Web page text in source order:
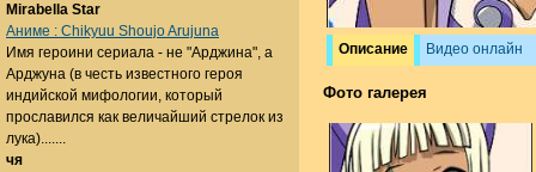
Описание Видео онлайн
Фото галерея
Mirabella Star
Аниме : Chikyuu Shoujo Arujuna
Имя героини сериала - не "Арджина", а
Арджуна (в честь известного героя
индийской мифологии, который
прославился как величайший стрелок из
лука).......
чя